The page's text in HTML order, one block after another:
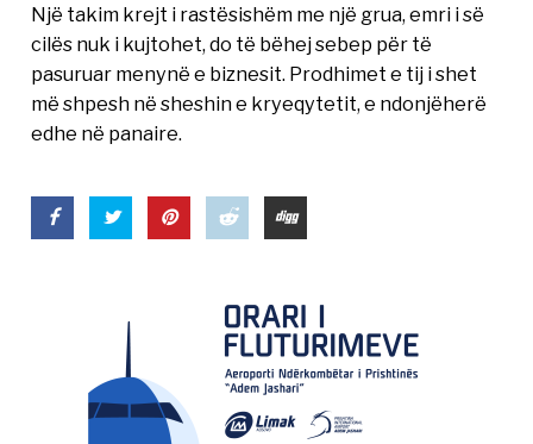
Një takim krejt i rastësishëm me një grua, emri i së
cilës nuk i kujtohet, do të bëhej sebep për të
pasuruar menynë e biznesit. Prodhimet e tij i shet
më shpesh në sheshin e kryeqytetit, e ndonjëherë
edhe në panaire.